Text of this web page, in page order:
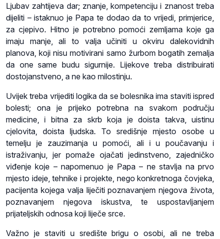
Ljubav zahtijeva dar; znanje, kompetenciju i znanost treba
dijeliti – istaknuo je Papa te dodao da to vrijedi, primjerice,
za cjepivo. Hitno je potrebno pomoći zemljama koje ga
imaju manje, ali to valja učiniti u okviru dalekovidnih
planova, koji nisu motivirani samo žurbom bogatih zemalja
da one same budu sigurnije. Lijekove treba distribuirati
dostojanstveno, a ne kao milostinju.
Uvijek treba vrijediti logika da se bolesnika ima staviti ispred
bolesti; ona je prijeko potrebna na svakom području
medicine, i bitna za skrb koja je doista takva, uistinu
cjelovita, doista ljudska. To središnje mjesto osobe u
temelju je zauzimanja u pomoći, ali i u poučavanju i
istraživanju, jer pomaže ojačati jedinstveno, zajedničko
viđenje koje – napomenuo je Papa – ne stavlja na prvo
mjesto ideje, tehnike i projekte, nego konkretnoga čovjeka,
pacijenta kojega valja liječiti poznavanjem njegova života,
poznavanjem njegova iskustva, te uspostavljanjem
prijateljskih odnosa koji liječe srce.
Važno je staviti u središte brigu o osobi, ali ne treba